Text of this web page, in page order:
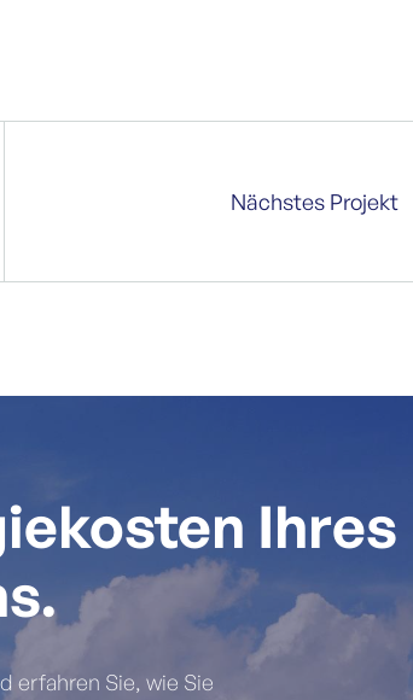
Nächstes Projekt
Ihres
erfahren Sie, wie Sie